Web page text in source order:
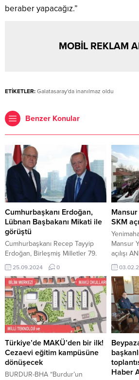
beraber yapacağız.”
MOBİL REKLAM
ETİKETLER: Galatasaray'da inanılmaz oldu
Benzer Konular
Cumhurbaşkanı Erdoğan,
Lübnan Başbakanı Mikati ile
görüştü
Cumhurbaşkanı Recep Tayyip
Erdoğan, Birleşmiş Milletler 79.
Genel Kurulu kapsamında
bulunduğu New York’ta Lübnan
Başbakanı Necib Mikati ile bir
araya geldi. Görüşmede, Türkiye
ile Lübnan arasındaki ikili
ilişkilerin yanı sıra, İsrail’in Lübnan
ve Filistin’e yönelik saldırıları ve
bölgesel, küresel konular ele
alındı. Cumhurbaşkanı Erdoğan,
Türkiye’nin, İsrail tarafından hedef
alınan Lübnan’ın...
25.09.2024 0
Mansur
SKM
Mansur
açılışı
Hak
Belediye
Yavaş,
İdareler
Keçiören
Seçim
(SKM)
Belediye
Türkiye’de MAKÜ’den bir ilk!
Cezaevi eğitim kampüsüne
dönüşecek
BURDUR-BHA “Burdur’un
Haber